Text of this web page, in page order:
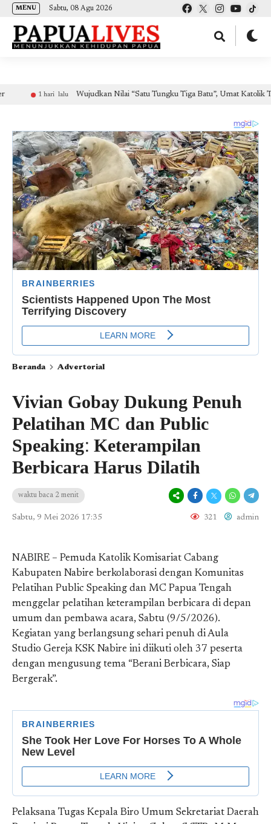
(self.SWG_BASIC = self.SWG_BASIC || []).push( basicSubscriptions => {
basicSubscriptions.init({ type: "NewsArticle", isPartOfType: ["Product"], isPartOfProductId:
MENU Sabtu, 08 Agu 2026
1 hari lalu Wujudkan Nilai “Satu Tungku Tiga Batu”, Umat Katolik TPW
Beranda Advertorial
Vivian Gobay Dukung Penuh
Pelatihan MC dan Public
Speaking: Keterampilan
Berbicara Harus Dilatih
waktu baca 2 menit
Sabtu, 9 Mei 2026 17:35 321 admin
NABIRE – Pemuda Katolik Komisariat Cabang
Kabupaten Nabire berkolaborasi dengan Komunitas
Pelatihan Public Speaking dan MC Papua Tengah
menggelar pelatihan keterampilan berbicara di depan
umum dan pembawa acara, Sabtu (9/5/2026).
Kegiatan yang berlangsung sehari penuh di Aula
Studio Gereja KSK Nabire ini diikuti oleh 37 peserta
dengan mengusung tema “Berani Berbicara, Siap
Bergerak”.
Pelaksana Tugas Kepala Biro Umum Sekretariat Daerah